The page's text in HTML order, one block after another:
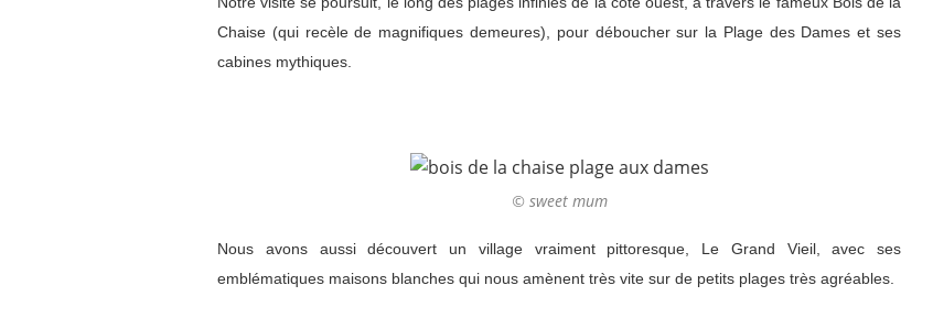
Chaise (qui recèle de magnifiques demeures), pour déboucher sur la Plage des Dames et ses
cabines mythiques.
© sweet mum
Nous avons aussi découvert un village vraiment pittoresque, Le Grand Vieil, avec ses
emblématiques maisons blanches qui nous amènent très vite sur de petits plages très agréables.